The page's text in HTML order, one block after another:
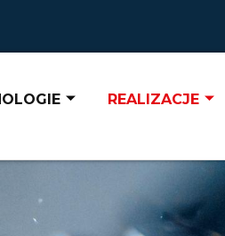
REALIZACJE